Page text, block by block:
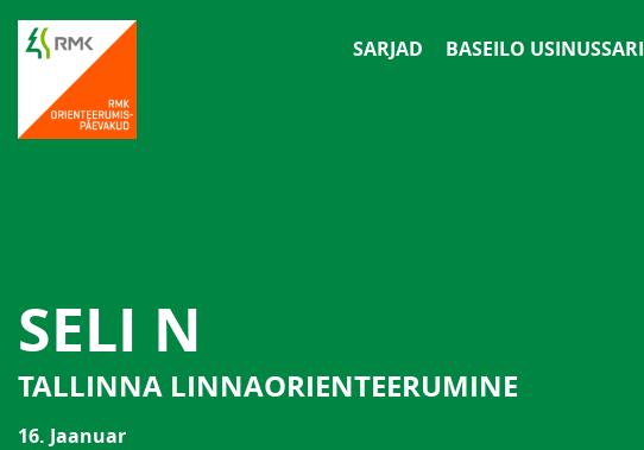
SARJAD BASEILO USINUSSARI
SELI N
TALLINNA LINNAORIENTEERUMINE
16. Jaanuar